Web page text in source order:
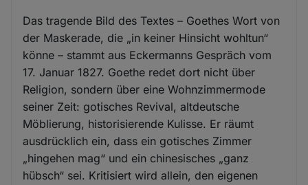
Das tragende Bild des Textes – Goethes Wort von
der Maskerade, die „in keiner Hinsicht wohltun“
könne – stammt aus Eckermanns Gespräch vom
17. Januar 1827. Goethe redet dort nicht über
Religion, sondern über eine Wohnzimmermode
seiner Zeit: gotisches Revival, altdeutsche
Möblierung, historisierende Kulisse. Er räumt
ausdrücklich ein, dass ein gotisches Zimmer
„hingehen mag“ und ein chinesisches „ganz
hübsch“ sei. Kritisiert wird allein, den eigenen